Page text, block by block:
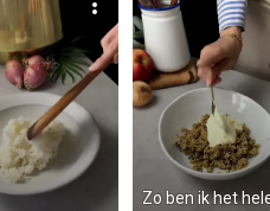
Zo ben ik het